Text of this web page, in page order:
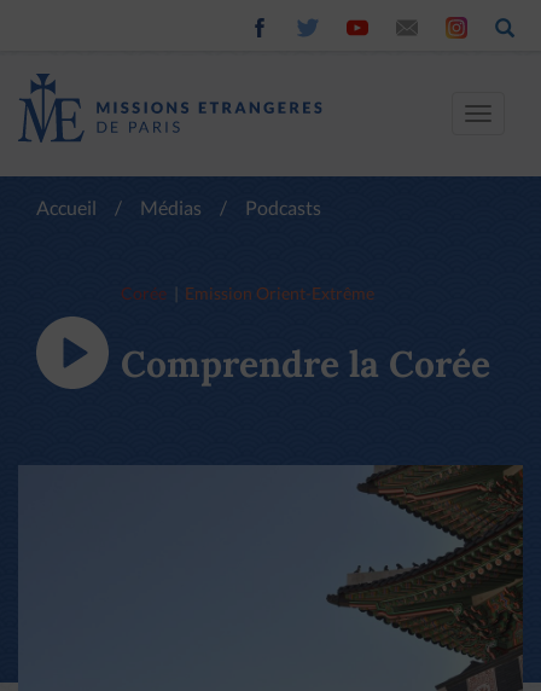
Toggle
Accueil / Médias / Podcasts
Corée Emission Orient-Extrême
Comprendre la Corée